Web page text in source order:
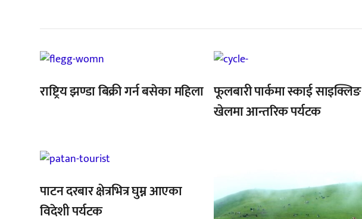
राष्ट्रिय झण्डा बिक्री गर्न बसेका महिला फूलबारी पार्कमा स्काई साइक्लिङ
खेलमा आन्तरिक पर्यटक
,
पाटन दरबार क्षेत्रभित्र घुम्न आएका
विदेशी पर्यटक